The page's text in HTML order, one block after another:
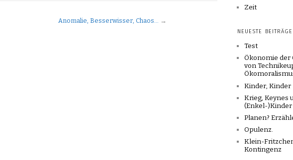
Anomalie, Besserwisser, Chaos… →
Zeit
NEUESTE BEITRÄGE
Test
Ökonomie der
von
Kinder, Kinder
Krieg, Keynes
(Enkel-)Kinder
Planen?
Opulenz.
Klein-
Kontingenz